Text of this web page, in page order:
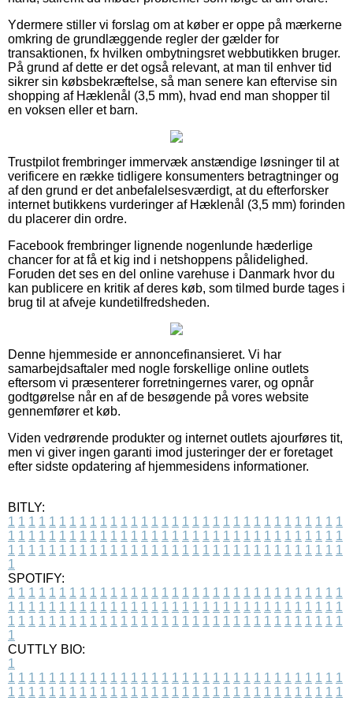
Ydermere stiller vi forslag om at køber er oppe på mærkerne
omkring de grundlæggende regler der gælder for
transaktionen, fx hvilken ombytningsret webbutikken bruger.
På grund af dette er det også relevant, at man til enhver tid
sikrer sin købsbekræftelse, så man senere kan eftervise sin
shopping af Hæklenål (3,5 mm), hvad end man shopper til
en voksen eller et barn.
Trustpilot frembringer immervæk anstændige løsninger til at
verificere en række tidligere konsumenters betragtninger og
af den grund er det anbefalelsesværdigt, at du efterforsker
internet butikkens vurderinger af Hæklenål (3,5 mm) forinden
du placerer din ordre.
Facebook frembringer lignende nogenlunde hæderlige
chancer for at få et kig ind i netshoppens pålidelighed.
Foruden det ses en del online varehuse i Danmark hvor du
kan publicere en kritik af deres køb, som tilmed burde tages i
brug til at afveje kundetilfredsheden.
Denne hjemmeside er annoncefinansieret. Vi har
samarbejdsaftaler med nogle forskellige online outlets
eftersom vi præsenterer forretningernes varer, og opnår
godtgørelse når en af de besøgende på vores website
gennemfører et køb.
Viden vedrørende produkter og internet outlets ajourføres tit,
men vi giver ingen garanti imod justeringer der er foretaget
efter sidste opdatering af hjemmesidens informationer.
BITLY:
1 1 1 1 1 1 1 1 1 1 1 1 1 1 1 1 1 1 1 1 1 1 1 1 1 1 1 1 1 1 1 1 1
1 1 1 1 1 1 1 1 1 1 1 1 1 1 1 1 1 1 1 1 1 1 1 1 1 1 1 1 1 1 1 1 1
1 1 1 1 1 1 1 1 1 1 1 1 1 1 1 1 1 1 1 1 1 1 1 1 1 1 1 1 1 1 1 1 1
1
SPOTIFY:
1 1 1 1 1 1 1 1 1 1 1 1 1 1 1 1 1 1 1 1 1 1 1 1 1 1 1 1 1 1 1 1 1
1 1 1 1 1 1 1 1 1 1 1 1 1 1 1 1 1 1 1 1 1 1 1 1 1 1 1 1 1 1 1 1 1
1 1 1 1 1 1 1 1 1 1 1 1 1 1 1 1 1 1 1 1 1 1 1 1 1 1 1 1 1 1 1 1 1
1
CUTTLY BIO:
1
1 1 1 1 1 1 1 1 1 1 1 1 1 1 1 1 1 1 1 1 1 1 1 1 1 1 1 1 1 1 1 1 1
1 1 1 1 1 1 1 1 1 1 1 1 1 1 1 1 1 1 1 1 1 1 1 1 1 1 1 1 1 1 1 1 1